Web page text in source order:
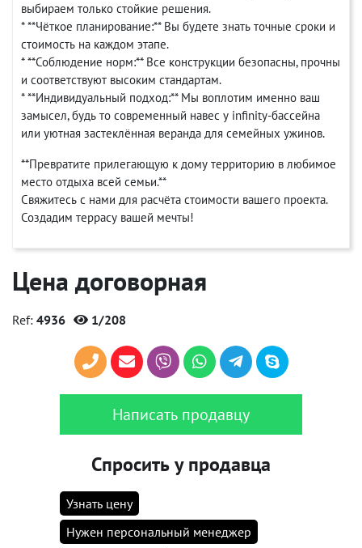
выбираем только стойкие решения.
* **Чёткое планирование:** Вы будете знать точные сроки и
стоимость на каждом этапе.
* **Соблюдение норм:** Все конструкции безопасны, прочны
и соответствуют высоким стандартам.
* **Индивидуальный подход:** Мы воплотим именно ваш
замысел, будь то современный навес у infinity-бассейна
или уютная застеклённая веранда для семейных ужинов.
**Превратите прилегающую к дому территорию в любимое
место отдыха всей семьи.**
Свяжитесь с нами для расчёта стоимости вашего проекта.
Создадим террасу вашей мечты!
Цена договорная
Ref: 4936 1/208
Написать продавцу
Спросить у продавца
Узнать цену
Нужен персональный менеджер